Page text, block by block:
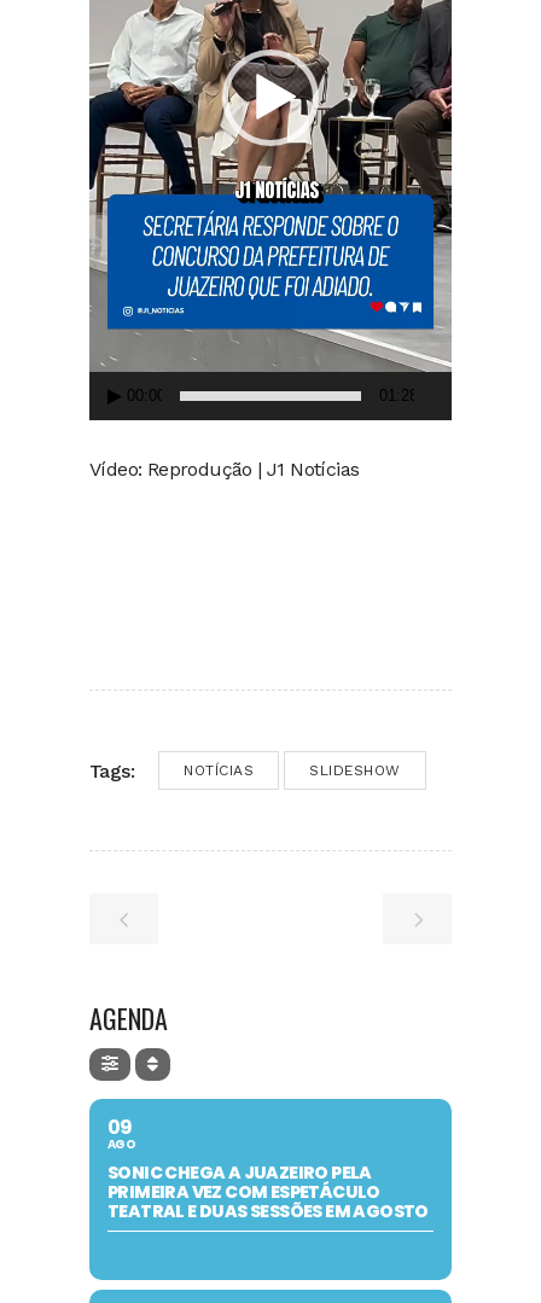
00:00 01:28
Vídeo: Reprodução | J1 Notícias
Tags: NOTÍCIAS SLIDESHOW
AGENDA
09
AGO
SONIC CHEGA A JUAZEIRO PELA
PRIMEIRA VEZ COM ESPETÁCULO
TEATRAL E DUAS SESSÕES EM AGOSTO